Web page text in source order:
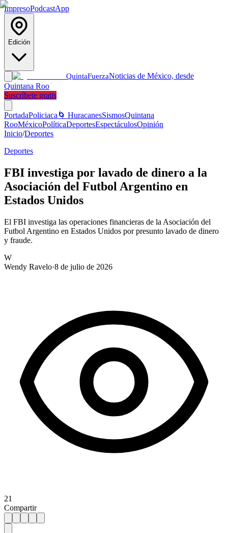
ImpresoPodcastApp
Edición
QuintaFuerzaNoticias de México, desde
Quintana Roo
Suscríbete gratis
PortadaPoliciaca 🌀 HuracanesSismosQuintana
RooMéxicoPolíticaDeportesEspectáculosOpinión
Inicio/Deportes
Deportes
FBI investiga por lavado de dinero a la
Asociación del Futbol Argentino en
Estados Unidos
El FBI investiga las operaciones financieras de la Asociación del
Futbol Argentino en Estados Unidos por presunto lavado de dinero
y fraude.
W
Wendy Ravelo·8 de julio de 2026
21
Compartir